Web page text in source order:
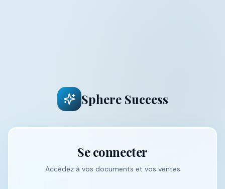
Sphere Success
Se connecter
Accédez à vos documents et vos ventes